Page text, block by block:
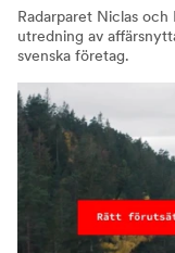
Radarparet Niclas
utredning av
svenska företag.